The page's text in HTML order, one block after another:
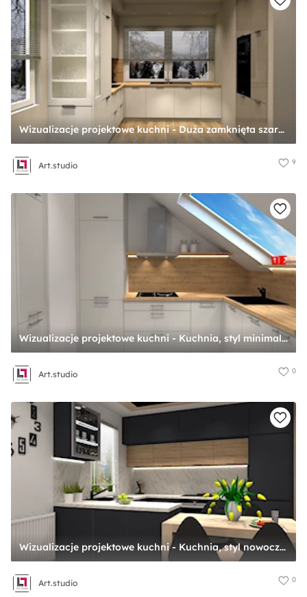
Wizualizacje projektowe kuchni - Duża zamknięta szara z zabudowaną lodówką z nablatowym zlewozmywakiem kuchnia w kształcie litery u z oknem, styl nowoczesny - zdjęcie od Art.studio
Art.studio 9
Wizualizacje projektowe kuchni - Kuchnia, styl minimalistyczny - zdjęcie od Art.studio
Art.studio 0
Wizualizacje projektowe kuchni - Kuchnia, styl nowoczesny - zdjęcie od Art.studio
Art.studio 0